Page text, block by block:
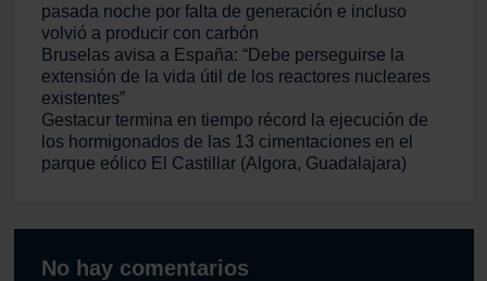
No hay comentarios
pasada noche por falta de generación e incluso
volvió a producir con carbón
Bruselas avisa a España: “Debe perseguirse la
extensión de la vida útil de los reactores nucleares
existentes”
Gestacur termina en tiempo récord la ejecución de
los hormigonados de las 13 cimentaciones en el
parque eólico El Castillar (Algora, Guadalajara)